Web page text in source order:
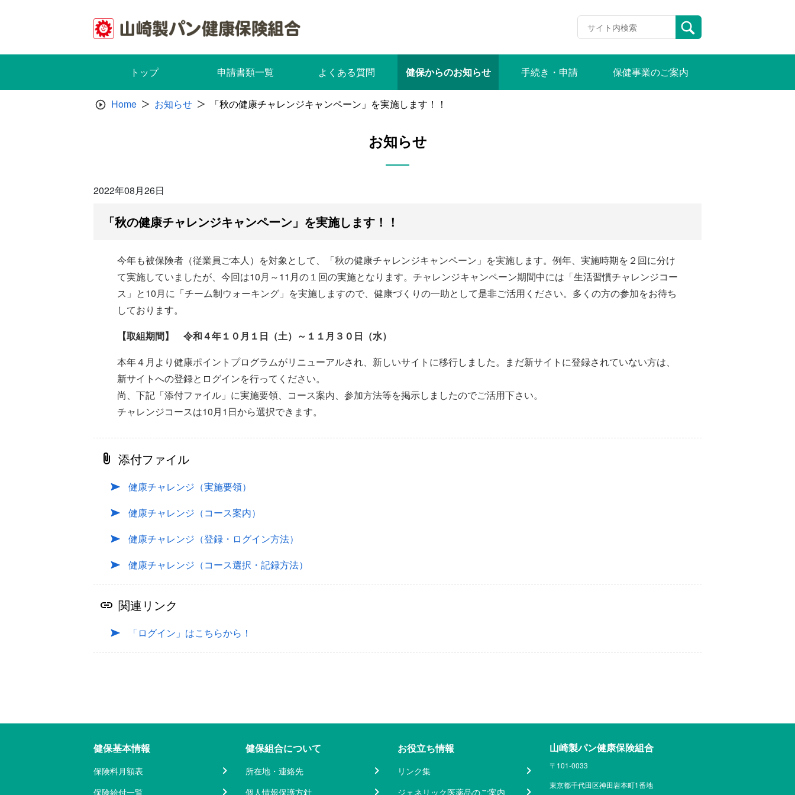
トップ 申請書類一覧 よくある質問 健保からのお知らせ 手続き・申請 保健事業のご案内
Home お知らせ 「秋の健康チャレンジキャンペーン」を実施します！！
お知らせ
2022年08月26日
「秋の健康チャレンジキャンペーン」を実施します！！
今年も被保険者（従業員ご本人）を対象として、「秋の健康チャレンジキャンペーン」を実施します。例年、実施時期を２回に分け
て実施していましたが、今回は10月～11月の１回の実施となります。チャレンジキャンペーン期間中には「生活習慣チャレンジコー
ス」と10月に「チーム制ウォーキング」を実施しますので、健康づくりの一助として是非ご活用ください。多くの方の参加をお待ち
しております。
【取組期間】 令和４年１０月１日（土）～１１月３０日（水）
本年４月より健康ポイントプログラムがリニューアルされ、新しいサイトに移行しました。まだ新サイトに登録されていない方は、
新サイトへの登録とログインを行ってください。
尚、下記「添付ファイル」に実施要領、コース案内、参加方法等を掲示しましたのでご活用下さい。
チャレンジコースは10月1日から選択できます。
添付ファイル
健康チャレンジ（実施要領）
健康チャレンジ（コース案内）
健康チャレンジ（登録・ログイン方法）
健康チャレンジ（コース選択・記録方法）
関連リンク
「ログイン」はこちらから！
健保基本情報
保険料月額表
保険給付一覧
健保組合について
所在地・連絡先
個人情報保護方針
お役立ち情報
リンク集
ジェネリック医薬品のご案内
山崎製パン健康保険組合
〒101-0033
東京都千代田区神田岩本町1番地